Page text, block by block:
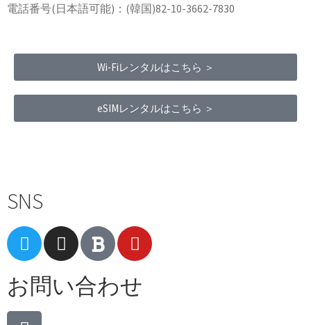
電話番号(日本語可能)：(韓国)82-10-3662-7830
Wi-Fiレンタルはこちら ＞
eSIMレンタルはこちら ＞
SNS
お問い合わせ